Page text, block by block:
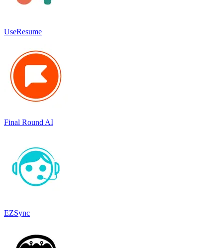
UseResume
Final Round AI
EZSync